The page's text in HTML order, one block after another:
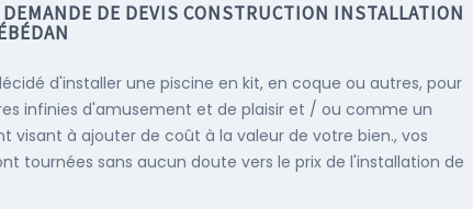
DE DEVIS CONSTRUCTION INSTALLATION
d'installer une piscine en kit, en coque ou autres, pour
infinies d'amusement et de plaisir et / ou comme un
visant à ajouter de coût à la valeur de votre bien., vos
tournées sans aucun doute vers le prix de l'installation de